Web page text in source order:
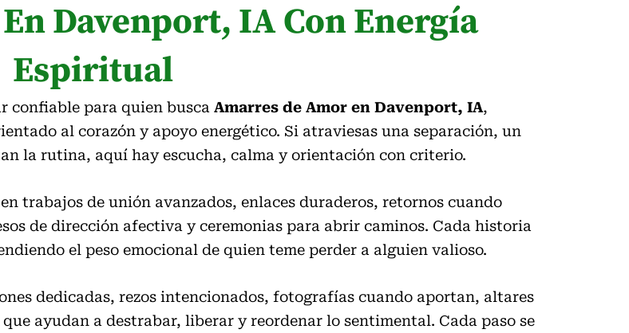
Davenport, IA Con Energía
Espiritual
confiable para quien busca Amarres de Amor en Davenport, IA,
al corazón y apoyo energético. Si atraviesas una separación, un
la rutina, aquí hay escucha, calma y orientación con criterio.
en trabajos de unión avanzados, enlaces duraderos, retornos cuando
de dirección afectiva y ceremonias para abrir caminos. Cada historia
el peso emocional de quien teme perder a alguien valioso.
dedicadas, rezos intencionados, fotografías cuando aportan, altares
ayudan a destrabar, liberar y reordenar lo sentimental. Cada paso se